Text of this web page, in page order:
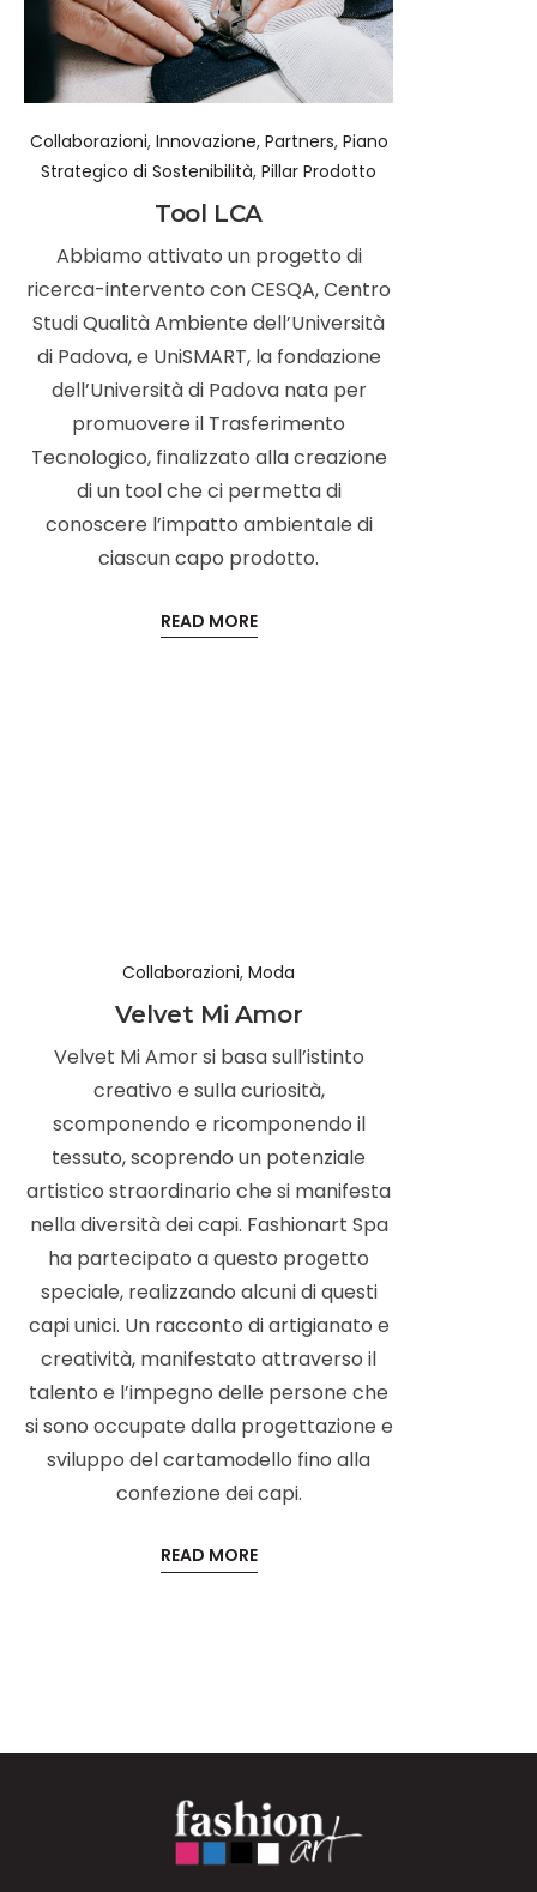
Collaborazioni, Innovazione, Partners, Piano
Strategico di Sostenibilità, Pillar Prodotto
Tool LCA
Abbiamo attivato un progetto di
ricerca-intervento con CESQA, Centro
Studi Qualità Ambiente dell’Università
di Padova, e UniSMART, la fondazione
dell’Università di Padova nata per
promuovere il Trasferimento
Tecnologico, finalizzato alla creazione
di un tool che ci permetta di
conoscere l’impatto ambientale di
ciascun capo prodotto.
READ MORE
Collaborazioni, Moda
Velvet Mi Amor
Velvet Mi Amor si basa sull’istinto
creativo e sulla curiosità,
scomponendo e ricomponendo il
tessuto, scoprendo un potenziale
artistico straordinario che si manifesta
nella diversità dei capi. Fashionart Spa
ha partecipato a questo progetto
speciale, realizzando alcuni di questi
capi unici. Un racconto di artigianato e
creatività, manifestato attraverso il
talento e l’impegno delle persone che
si sono occupate dalla progettazione e
sviluppo del cartamodello fino alla
confezione dei capi.
READ MORE